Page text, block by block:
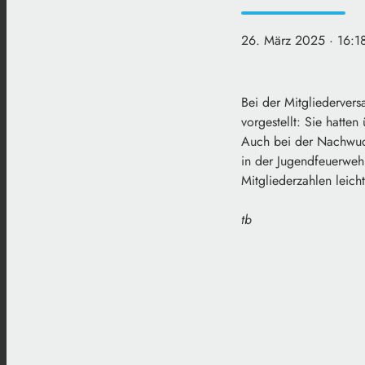
26. März 2025 ·
Bei der
vorgestellt: Sie
Auch bei der
in der
Mitgliederzahlen
tb